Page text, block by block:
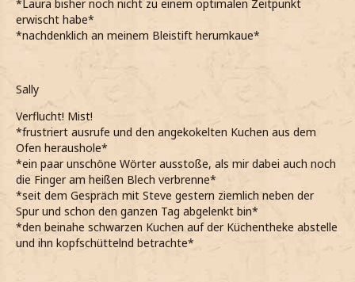
*Laura bisher noch nicht zu einem optimalen Zeitpunkt
erwischt habe*
*nachdenklich an meinem Bleistift herumkaue*
Sally
Verflucht! Mist!
*frustriert ausrufe und den angekokelten Kuchen aus dem
Ofen heraushole*
*ein paar unschöne Wörter ausstoße, als mir dabei auch noch
die Finger am heißen Blech verbrenne*
*seit dem Gespräch mit Steve gestern ziemlich neben der
Spur und schon den ganzen Tag abgelenkt bin*
*den beinahe schwarzen Kuchen auf der Küchentheke abstelle
und ihn kopfschüttelnd betrachte*